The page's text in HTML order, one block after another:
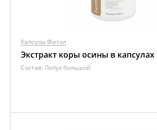
Капсулы Фитол
Экстракт коры осины в капсулах
Состав: Лопух большой